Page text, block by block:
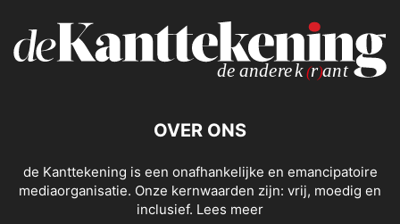
OVER ONS
de Kanttekening is een onafhankelijke en emancipatoire
mediaorganisatie. Onze kernwaarden zijn: vrij, moedig en
inclusief. Lees meer